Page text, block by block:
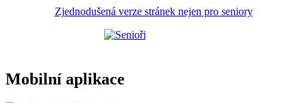
Zjednodušená verze stránek nejen pro seniory
Mobilní aplikace